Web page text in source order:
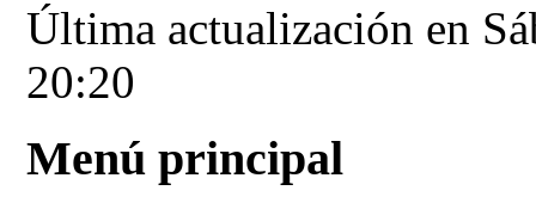
Última actualización en
20:20
Menú principal